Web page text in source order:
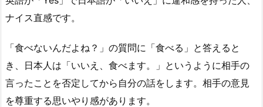
ナイス直感です。
「食べないんだよね？」の質問に「食べる」と答えると
き、日本人は「いいえ、食べます。」というように相手の
言ったことを否定してから自分の話をします。相手の意見
を尊重する思いやり感があります。